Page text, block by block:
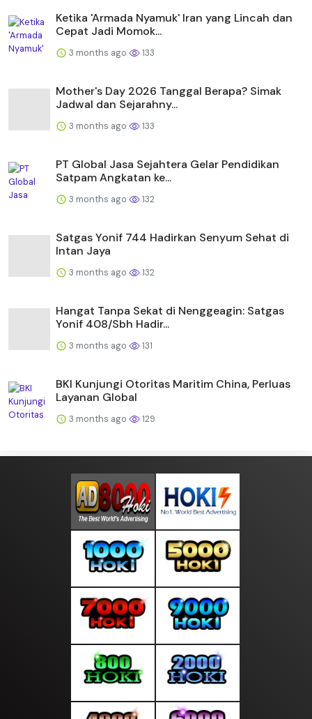
Ketika 'Armada Nyamuk' Iran yang Lincah dan
Cepat Jadi Momok...
3 months ago 133
Mother's Day 2026 Tanggal Berapa? Simak
Jadwal dan Sejarahny...
3 months ago 133
PT Global Jasa Sejahtera Gelar Pendidikan
Satpam Angkatan ke...
3 months ago 132
Satgas Yonif 744 Hadirkan Senyum Sehat di
Intan Jaya
3 months ago 132
Hangat Tanpa Sekat di Nenggeagin: Satgas
Yonif 408/Sbh Hadir...
3 months ago 131
BKI Kunjungi Otoritas Maritim China, Perluas
Layanan Global
3 months ago 129